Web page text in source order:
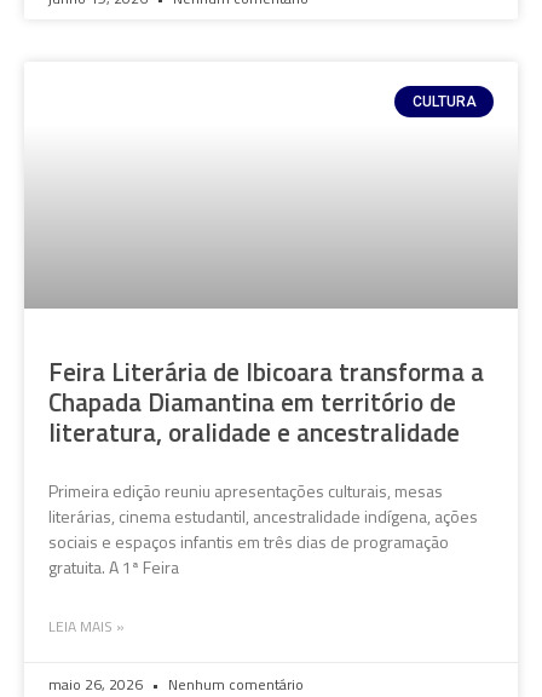
CULTURA
Feira Literária de Ibicoara transforma a
Chapada Diamantina em território de
literatura, oralidade e ancestralidade
Primeira edição reuniu apresentações culturais, mesas
literárias, cinema estudantil, ancestralidade indígena, ações
sociais e espaços infantis em três dias de programação
gratuita. A 1ª Feira
LEIA MAIS »
maio 26, 2026 Nenhum comentário